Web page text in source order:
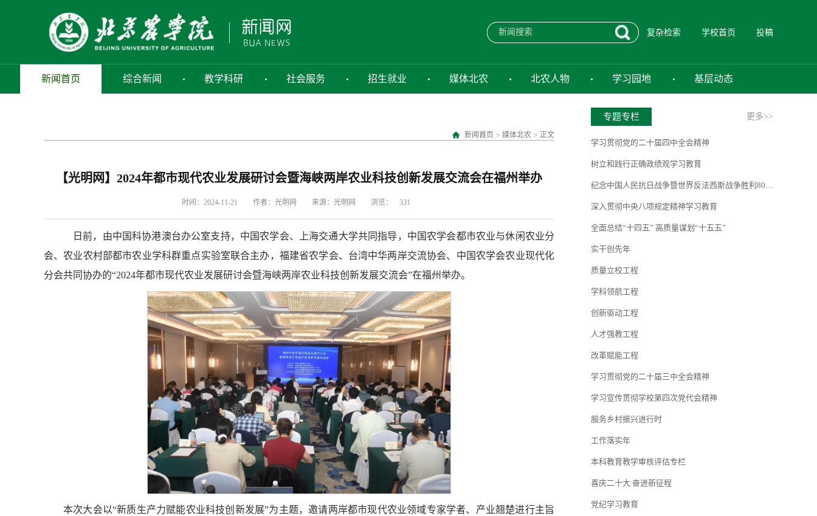
复杂检索 学校首页 投稿
新闻首页 综合新闻 教学科研 社会服务 招生就业 媒体北农 北农人物 学习园地 基层动态
新闻首页 > 媒体北农 > 正文
【光明网】2024年都市现代农业发展研讨会暨海峡两岸农业科技创新发展交流会在福州举办
时间：2024-11-21 作者：光明网 来源：光明网 浏览： 331
日前，由中国科协港澳台办公室支持，中国农学会、上海交通大学共同指导，中国农学会都市农业与休闲农业分
会、农业农村部都市农业学科群重点实验室联合主办，福建省农学会、台湾中华两岸交流协会、中国农学会农业现代化
分会共同协办的“2024年都市现代农业发展研讨会暨海峡两岸农业科技创新发展交流会”在福州举办。
本次大会以“新质生产力赋能农业科技创新发展”为主题，邀请两岸都市现代农业领域专家学者、产业翘楚进行主旨
专题专栏 更多>>
学习贯彻党的二十届四中全会精神
树立和践行正确政绩观学习教育
纪念中国人民抗日战争暨世界反法西斯战争胜利80周年
深入贯彻中央八项规定精神学习教育
全面总结“十四五” 高质量谋划“十五五”
实干创先年
质量立校工程
学科领航工程
创新驱动工程
人才强教工程
改革赋能工程
学习贯彻党的二十届三中全会精神
学习宣传贯彻学校第四次党代会精神
服务乡村振兴进行时
工作落实年
本科教育教学审核评估专栏
喜庆二十大 奋进新征程
党纪学习教育